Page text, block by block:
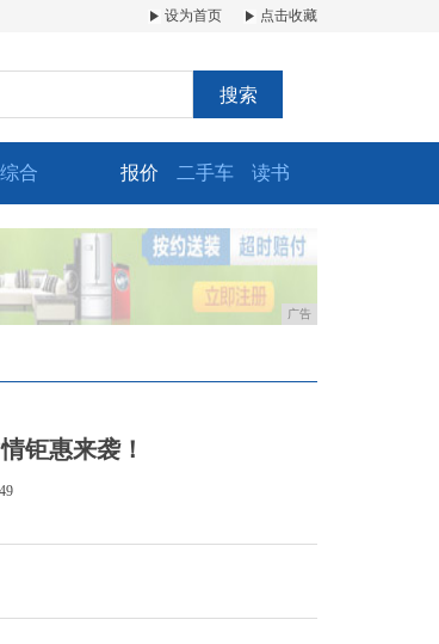
设为首页 点击收藏
搜索
综合 报价 二手车 读书
广告
钜惠来袭！